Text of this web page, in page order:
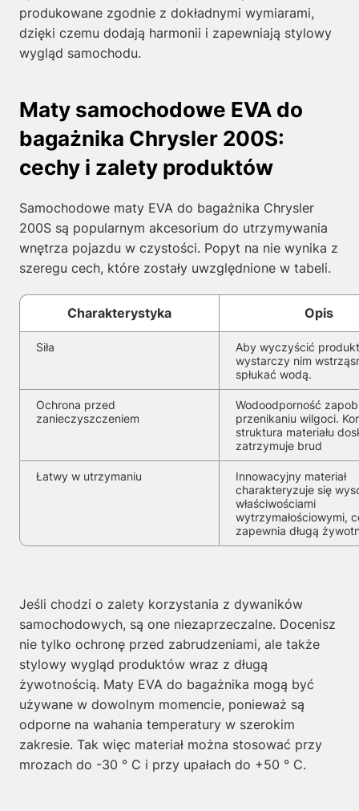
produkowane zgodnie z dokładnymi wymiarami,
dzięki czemu dodają harmonii i zapewniają stylowy
wygląd samochodu.
Maty samochodowe EVA do
bagażnika Chrysler 200S:
cechy i zalety produktów
Samochodowe maty EVA do bagażnika Chrysler
200S są popularnym akcesorium do utrzymywania
wnętrza pojazdu w czystości. Popyt na nie wynika z
szeregu cech, które zostały uwzględnione w tabeli.
Charakterystyka Opis
Siła
Aby wyczyścić
wystarczy nim
spłukać wodą.
Ochrona przed
zanieczyszczeniem
Wodoodporność
przenikaniu wilgoci.
struktura materiału
zatrzymuje brud
Łatwy w utrzymaniu
Innowacyjny materiał
charakteryzuje się
właściwościami
wytrzymałościowymi,
zapewnia długą
Jeśli chodzi o zalety korzystania z dywaników
samochodowych, są one niezaprzeczalne. Docenisz
nie tylko ochronę przed zabrudzeniami, ale także
stylowy wygląd produktów wraz z długą
żywotnością. Maty EVA do bagażnika mogą być
używane w dowolnym momencie, ponieważ są
odporne na wahania temperatury w szerokim
zakresie. Tak więc materiał można stosować przy
mrozach do -30 ° C i przy upałach do +50 ° C.